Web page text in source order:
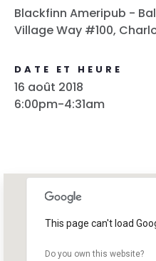
Blackfinn Ameripub -
Village Way #100,
DATE ET HEURE
16 août 2018
6:00pm-4:31am
This page can't load
Do you own this website?